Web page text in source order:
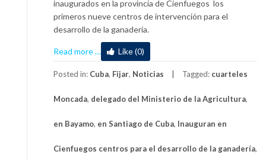
inaugurados en la provincia de Cienfuegos los
primeros nueve centros de intervención para el
desarrollo de la ganadería.
Read more
about
Inauguran
en
centros
el
de
… Like (0)
Posted in: Cuba, Fijar, Noticias Tagged: cuarteles
Moncada, delegado del Ministerio de la Agricultura,
en Bayamo, en Santiago de Cuba, Inauguran en
Cienfuegos centros para el desarrollo de la ganadería,